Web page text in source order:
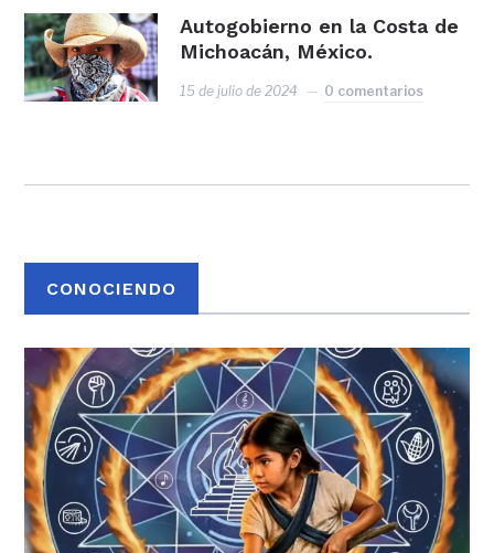
Autogobierno en la Costa de
Michoacán, México.
15 de julio de 2024 0 comentarios
CONOCIENDO